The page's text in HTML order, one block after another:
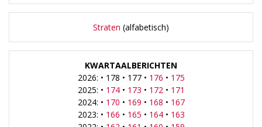
Straten (alfabetisch)
KWARTAALBERICHTEN
2026: • 178 • 177 • 176 • 175
2025: • 174• 173 • 172• 171
2024: • 170 • 169 • 168 • 167
2023: • 166 • 165 • 164• 163